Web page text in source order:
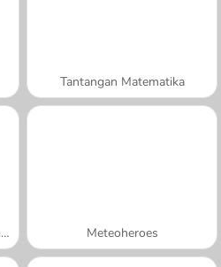
Tantangan Matematika
Soal Korek Api: Puzzle Matematika Meteoheroes